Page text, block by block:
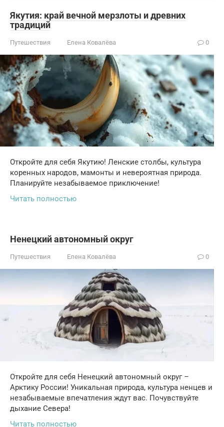
Якутия: край вечной мерзлоты и древних
традиций
Путешествия Елена Ковалёва 0
Откройте для себя Якутию! Ленские столбы, культура
коренных народов, мамонты и невероятная природа.
Планируйте незабываемое приключение!
Читать полностью
Ненецкий автономный округ
Путешествия Елена Ковалёва 0
Откройте для себя Ненецкий автономный округ –
Арктику России! Уникальная природа, культура ненцев и
незабываемые впечатления ждут вас. Почувствуйте
дыхание Севера!
Читать полностью